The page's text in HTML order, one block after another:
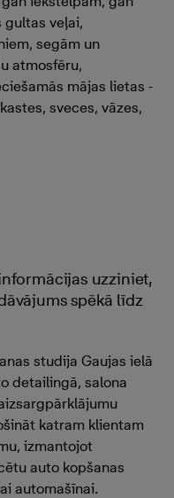
gultas veļai,
segām un
atmosfēru,
mājas lietas -
sveces, vāzes,
uzziniet,
spēkā līdz
studija Gaujas ielā
detailingā, salona
katram klientam
izmantojot
auto kopšanas
automašīnai.